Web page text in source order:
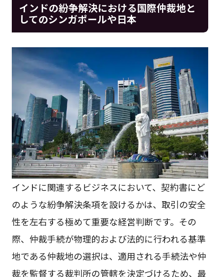
インドの紛争解決における国際仲裁地と
してのシンガポールや日本
インドに関連するビジネスにおいて、契約書にど
のような紛争解決条項を設けるかは、取引の安全
性を左右する極めて重要な経営判断です。その
際、仲裁手続が物理的および法的に行われる基準
地である仲裁地の選択は、適用される手続法や仲
裁を監督する裁判所の管轄を決定づけるため、最